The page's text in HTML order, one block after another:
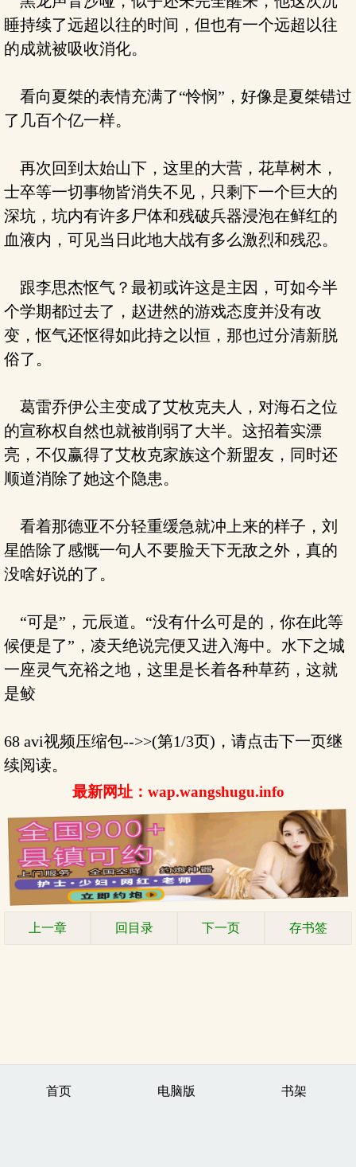
睡持续了远超以往的时间，但也有一个远超以往
的成就被吸收消化。
看向夏桀的表情充满了“怜悯”，好像是夏桀错过
了几百个亿一样。
再次回到太始山下，这里的大营，花草树木，
士卒等一切事物皆消失不见，只剩下一个巨大的
深坑，坑内有许多尸体和残破兵器浸泡在鲜红的
血液内，可见当日此地大战有多么激烈和残忍。
跟李思杰怄气？最初或许这是主因，可如今半
个学期都过去了，赵进然的游戏态度并没有改
变，怄气还怄得如此持之以恒，那也过分清新脱
俗了。
葛雷乔伊公主变成了艾枚克夫人，对海石之位
的宣称权自然也就被削弱了大半。这招着实漂
亮，不仅赢得了艾枚克家族这个新盟友，同时还
顺道消除了她这个隐患。
看着那德亚不分轻重缓急就冲上来的样子，刘
星皓除了感慨一句人不要脸天下无敌之外，真的
没啥好说的了。
“可是”，元辰道。“没有什么可是的，你在此等
候便是了”，凌天绝说完便又进入海中。水下之城
一座灵气充裕之地，这里是长着各种草药，这就
是鲛
68 avi视频压缩包-->>(第1/3页)，请点击下一页继
续阅读。
最新网址：wap.wangshugu.info
上一章 回目录 下一页 存书签
首页 电脑版 书架